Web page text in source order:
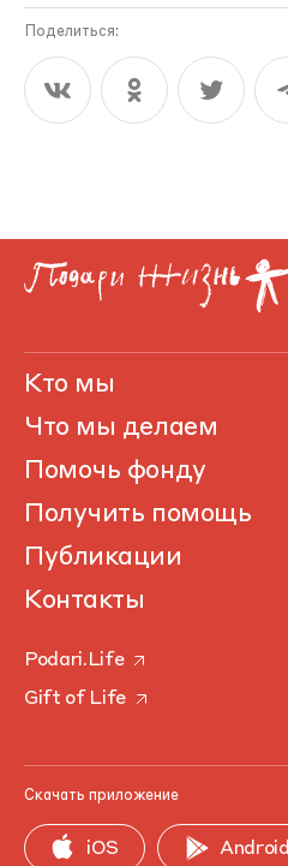
Поделиться:
Кто мы
Что мы делаем
Помочь фонду
Получить помощь
Публикации
Контакты
Podari.Life
Gift of Life
Скачать приложение
iOS Android